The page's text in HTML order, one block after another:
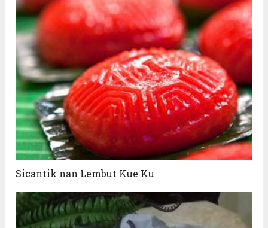
Sicantik nan Lembut Kue Ku